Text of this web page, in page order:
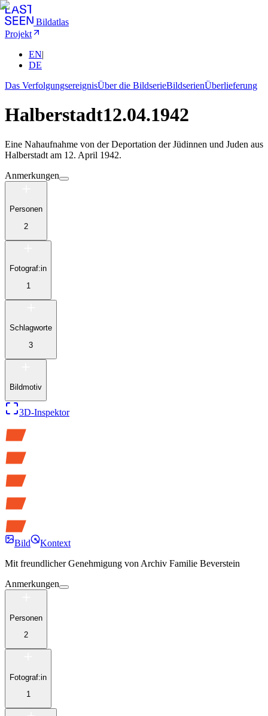
Bildatlas
Projekt
EN|
DE
Das VerfolgungsereignisÜber die BildserieBildserienÜberlieferung
Halberstadt12.04.1942
Eine Nahaufnahme von der Deportation der Jüdinnen und Juden aus
Halberstadt am 12. April 1942.
Anmerkungen
Personen
2
Fotograf:in
1
Schlagworte
3
Bildmotiv
3D-Inspektor
Bild
Kontext
Mit freundlicher Genehmigung vonArchiv Familie Beverstein
Anmerkungen
Personen
2
Fotograf:in
1